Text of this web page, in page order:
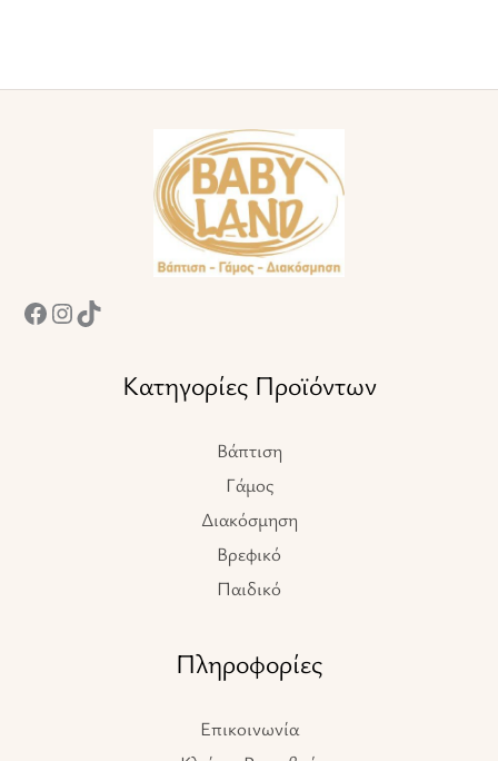
Κατηγορίες Προϊόντων
Βάπτιση
Γάμος
Διακόσμηση
Βρεφικό
Παιδικό
Πληροφορίες
Επικοινωνία